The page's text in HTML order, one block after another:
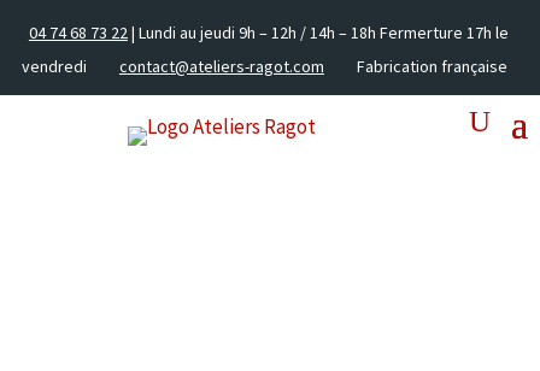
04 74 68 73 22| Lundi au jeudi 9h – 12h / 14h – 18h Fermerture 17h le
vendredi
contact@ateliers-ragot.com Fabrication française